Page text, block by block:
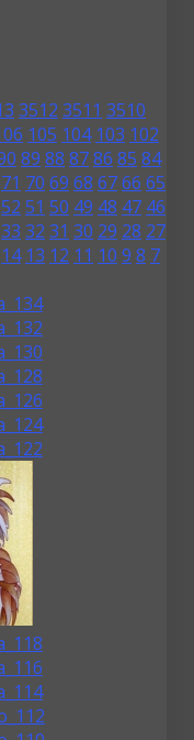
3512 3511 3510
105 104 103 102
89 88 8786 85 84
71 70 69 68 6766 65
52 51 50 49 48 47 46
33 32 31 30 29 28 27
14 13 12 11 10 9 8 7